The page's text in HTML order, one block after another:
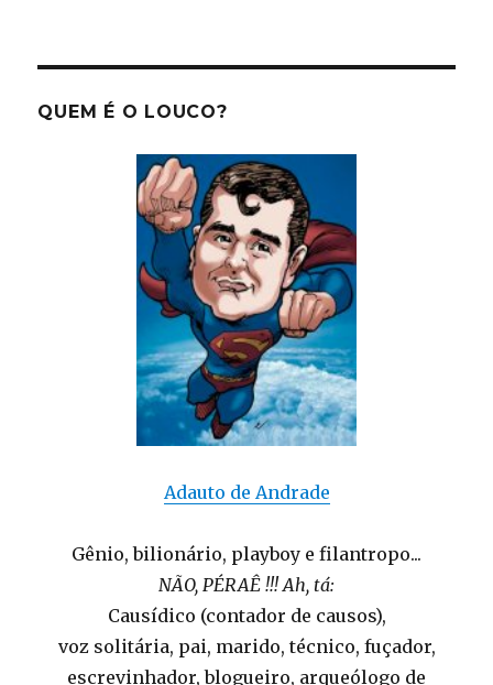
QUEM É O LOUCO?
Adauto de Andrade
Gênio, bilionário, playboy e filantropo...
NÃO, PÉRAÊ !!! Ah, tá:
Causídico (contador de causos),
voz solitária, pai, marido, técnico, fuçador,
escrevinhador, blogueiro, arqueólogo de